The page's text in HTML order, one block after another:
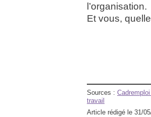
l’organisation.
Et vous,
Sources :
travail
Article rédigé le 31/